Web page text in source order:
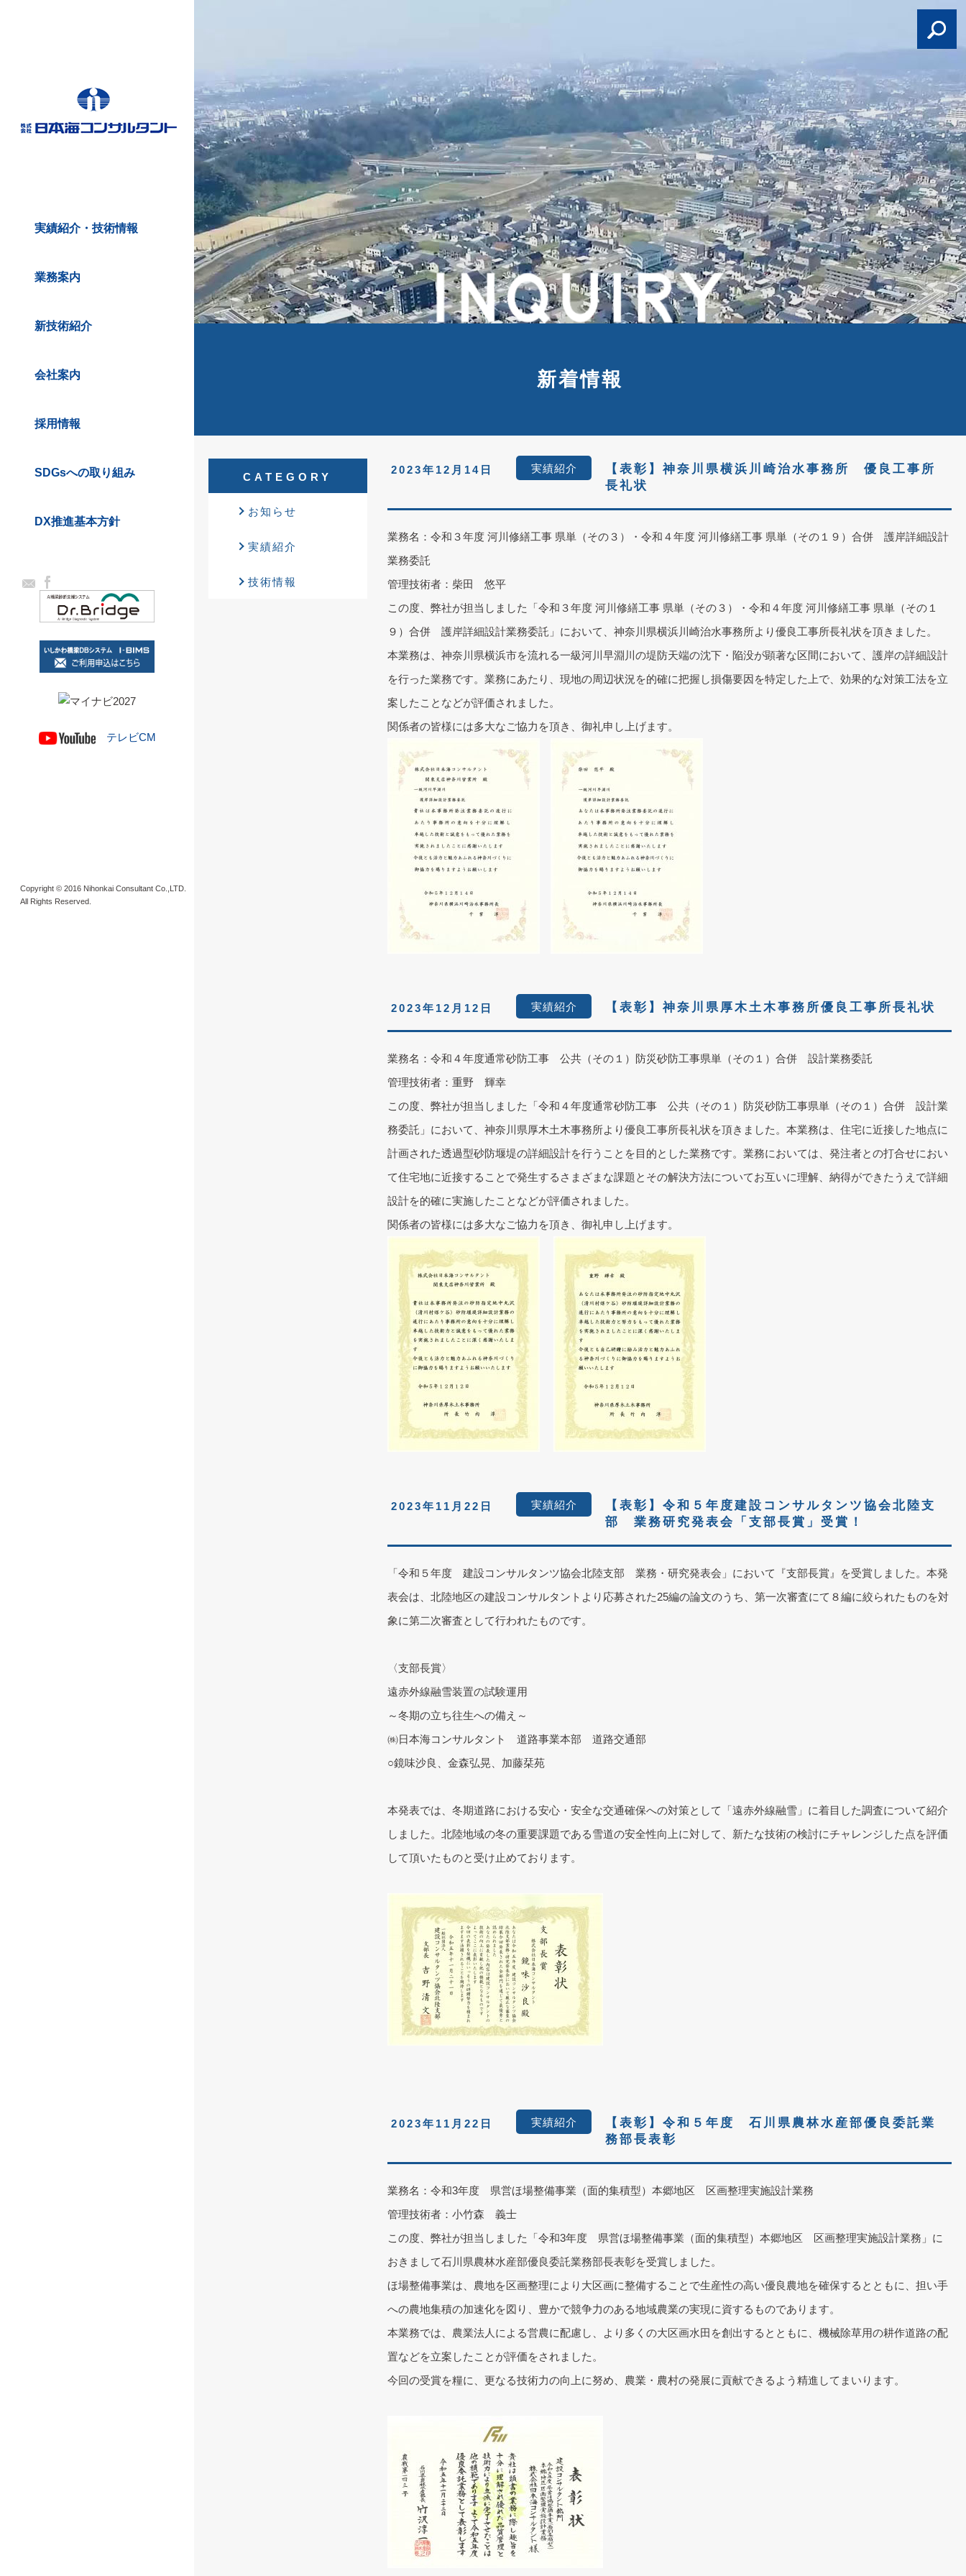
実績紹介・技術情報
業務案内
新技術紹介
会社案内
採用情報
SDGsへの取り組み
DX推進基本方針
テレビCM
Copyright © 2016 Nihonkai Consultant Co.,LTD.
All Rights Reserved.
新着情報
2023年12月14日 実績紹介
【表彰】神奈川県横浜川崎治水事務所 優良工事所
長礼状
業務名：令和３年度 河川修繕工事 県単（その３）・令和４年度 河川修繕工事 県単（その１９）合併 護岸詳細設計
業務委託
管理技術者：柴田 悠平
この度、弊社が担当しました「令和３年度 河川修繕工事 県単（その３）・令和４年度 河川修繕工事 県単（その１
９）合併 護岸詳細設計業務委託」において、神奈川県横浜川崎治水事務所より優良工事所長礼状を頂きました。
本業務は、神奈川県横浜市を流れる一級河川早淵川の堤防天端の沈下・陥没が顕著な区間において、護岸の詳細設計
を行った業務です。業務にあたり、現地の周辺状況を的確に把握し損傷要因を特定した上で、効果的な対策工法を立
案したことなどが評価されました。
関係者の皆様には多大なご協力を頂き、御礼申し上げます。
2023年12月12日 実績紹介 【表彰】神奈川県厚木土木事務所優良工事所長礼状
業務名：令和４年度通常砂防工事 公共（その１）防災砂防工事県単（その１）合併 設計業務委託
管理技術者：重野 輝幸
この度、弊社が担当しました「令和４年度通常砂防工事 公共（その１）防災砂防工事県単（その１）合併 設計業
務委託」において、神奈川県厚木土木事務所より優良工事所長礼状を頂きました。本業務は、住宅に近接した地点に
計画された透過型砂防堰堤の詳細設計を行うことを目的とした業務です。業務においては、発注者との打合せにおい
て住宅地に近接することで発生するさまざまな課題とその解決方法についてお互いに理解、納得ができたうえで詳細
設計を的確に実施したことなどが評価されました。
関係者の皆様には多大なご協力を頂き、御礼申し上げます。
2023年11月22日 実績紹介
【表彰】令和５年度建設コンサルタンツ協会北陸支
部 業務研究発表会「支部長賞」受賞！
「令和５年度 建設コンサルタンツ協会北陸支部 業務・研究発表会」において『支部長賞』を受賞しました。本発
表会は、北陸地区の建設コンサルタントより応募された25編の論文のうち、第一次審査にて８編に絞られたものを対
象に第二次審査として行われたものです。
〈支部長賞〉
遠赤外線融雪装置の試験運用
～冬期の立ち往生への備え～
㈱日本海コンサルタント 道路事業本部 道路交通部
○鏡味沙良、金森弘晃、加藤栞苑
本発表では、冬期道路における安心・安全な交通確保への対策として「遠赤外線融雪」に着目した調査について紹介
しました。北陸地域の冬の重要課題である雪道の安全性向上に対して、新たな技術の検討にチャレンジした点を評価
して頂いたものと受け止めております。
2023年11月22日 実績紹介
【表彰】令和５年度 石川県農林水産部優良委託業
務部長表彰
業務名：令和3年度 県営ほ場整備事業（面的集積型）本郷地区 区画整理実施設計業務
管理技術者：小竹森 義士
この度、弊社が担当しました「令和3年度 県営ほ場整備事業（面的集積型）本郷地区 区画整理実施設計業務」に
おきまして石川県農林水産部優良委託業務部長表彰を受賞しました。
ほ場整備事業は、農地を区画整理により大区画に整備することで生産性の高い優良農地を確保するとともに、担い手
への農地集積の加速化を図り、豊かで競争力のある地域農業の実現に資するものであります。
本業務では、農業法人による営農に配慮し、より多くの大区画水田を創出するとともに、機械除草用の耕作道路の配
置などを立案したことが評価をされました。
今回の受賞を糧に、更なる技術力の向上に努め、農業・農村の発展に貢献できるよう精進してまいります。
CATEGORY
お知らせ
実績紹介
技術情報